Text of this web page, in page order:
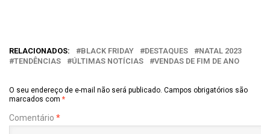
RELACIONADOS: BLACK FRIDAY DESTAQUES
NATAL 2023
TENDÊNCIAS
ÚLTIMAS NOTÍCIAS VENDAS DE FIM DE ANO
O seu endereço de e-mail não será publicado. Campos obrigatórios são
marcados com *
Comentário *